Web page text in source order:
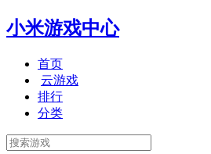
小米游戏中心
首页
云游戏
排行
分类